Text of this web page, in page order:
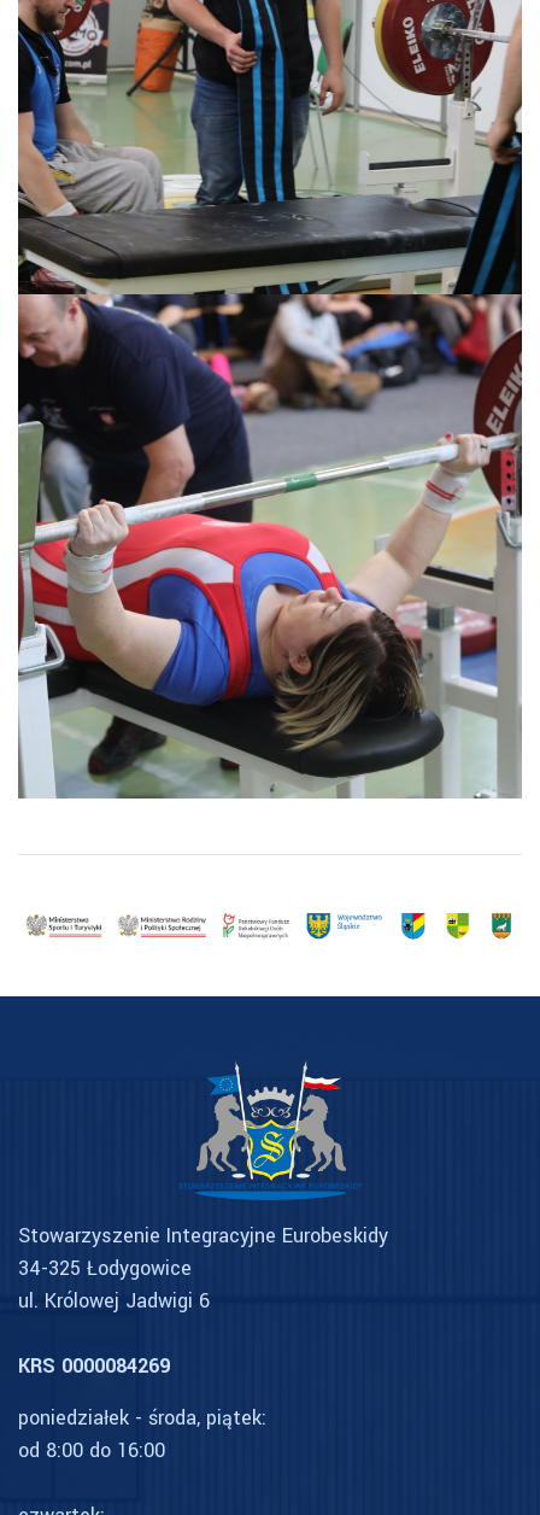
Stowarzyszenie Integracyjne Eurobeskidy
34-325 Łodygowice
ul. Królowej Jadwigi 6
KRS 0000084269
poniedziałek - środa, piątek:
od 8:00 do 16:00